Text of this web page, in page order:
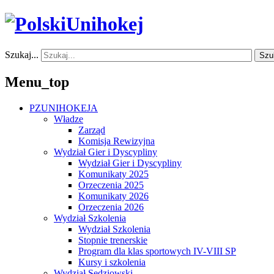
Szukaj...
Menu_top
PZUNIHOKEJA
Władze
Zarząd
Komisja Rewizyjna
Wydział Gier i Dyscypliny
Wydział Gier i Dyscypliny
Komunikaty 2025
Orzeczenia 2025
Komunikaty 2026
Orzeczenia 2026
Wydział Szkolenia
Wydział Szkolenia
Stopnie trenerskie
Program dla klas sportowych IV-VIII SP
Kursy i szkolenia